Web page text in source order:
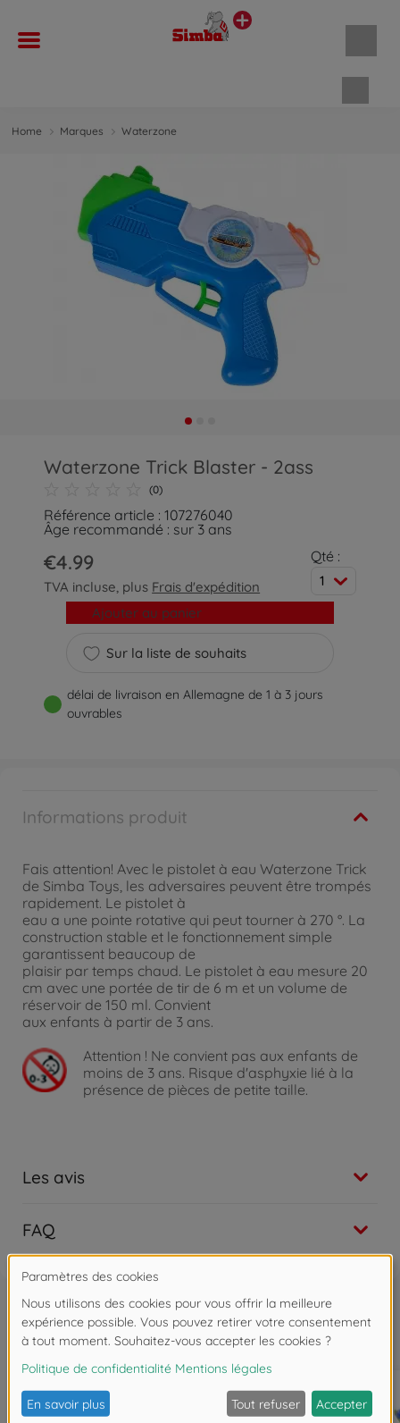
Home Marques Waterzone
Waterzone Trick Blaster - 2ass
(0)
Référence article : 107276040
Âge recommandé : sur 3 ans
€4.99
TVA incluse, plus Frais d'expédition
Qté :
1
Sur la liste de souhaits
Ajouter au panier
délai de livraison en Allemagne de 1 à 3 jours
ouvrables
Informations produit
Fais attention! Avec le pistolet à eau Waterzone Trick
de Simba Toys, les adversaires peuvent être trompés
rapidement. Le pistolet à
eau a une pointe rotative qui peut tourner à 270 °. La
construction stable et le fonctionnement simple
garantissent beaucoup de
plaisir par temps chaud. Le pistolet à eau mesure 20
cm avec une portée de tir de 6 m et un volume de
réservoir de 150 ml. Convient
aux enfants à partir de 3 ans.
Attention ! Ne convient pas aux enfants de
moins de 3 ans. Risque d'asphyxie lié à la
présence de pièces de petite taille.
Les avis
FAQ
Souvent achetés ensemble